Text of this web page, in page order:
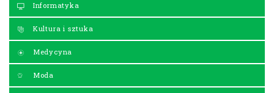
Informatyka
Kultura i sztuka
Medycyna
Moda